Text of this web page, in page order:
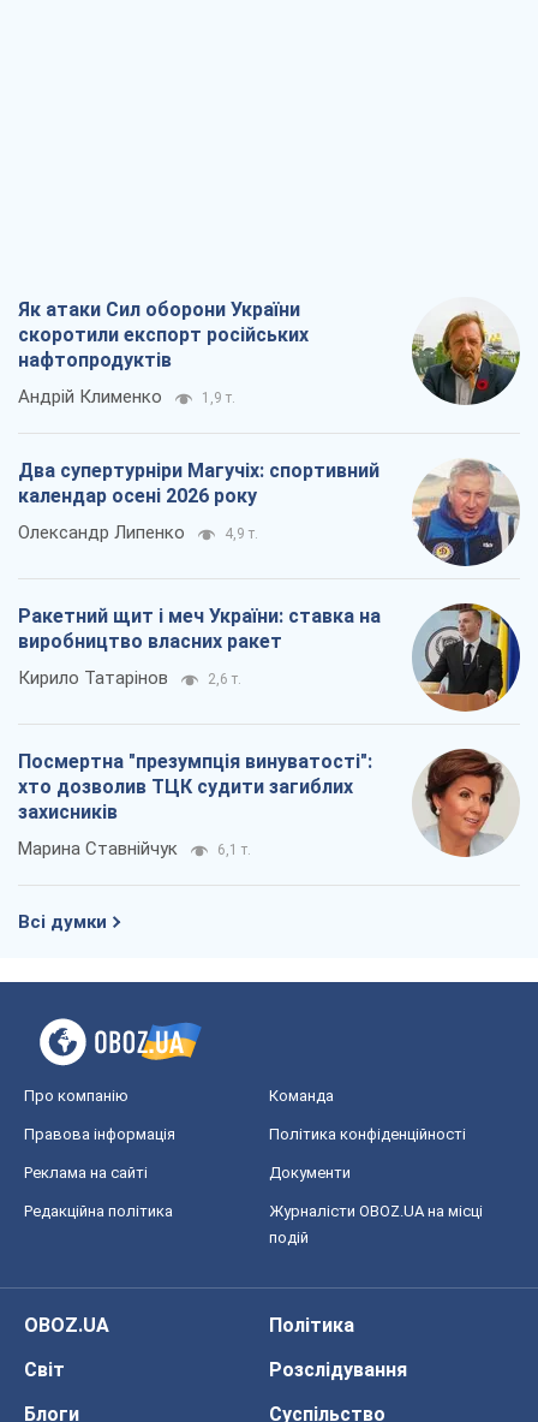
Як атаки Сил оборони України
скоротили експорт російських
нафтопродуктів
Андрій Клименко 1,9 т.
Два супертурніри Магучіх: спортивний
календар осені 2026 року
Олександр Липенко 4,9 т.
Ракетний щит і меч України: ставка на
виробництво власних ракет
Кирило Татарінов 2,6 т.
Посмертна "презумпція винуватості":
хто дозволив ТЦК судити загиблих
захисників
Марина Ставнійчук 6,1 т.
Всі думки
Про компанію Команда
Правова інформація Політика конфіденційності
Реклама на сайті Документи
Редакційна політика
Журналісти OBOZ.UA на місці
подій
OBOZ.UA
Політика
Світ
Розслідування
Блоги
Суспільство